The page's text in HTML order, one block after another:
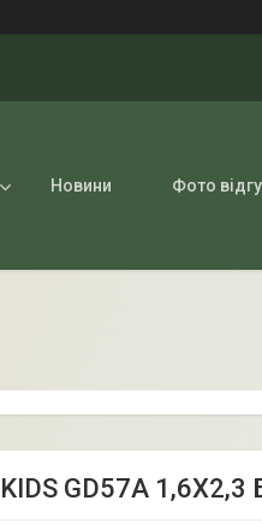
Новини Фото
GD57A 1,6Х2,3